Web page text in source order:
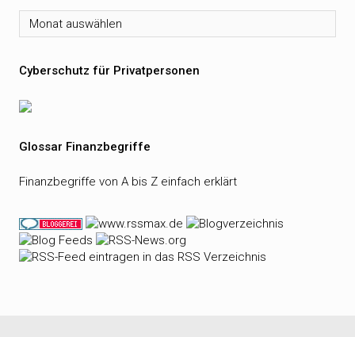
Archiv
Cyberschutz für Privatpersonen
Glossar Finanzbegriffe
Finanzbegriffe von A bis Z einfach erklärt